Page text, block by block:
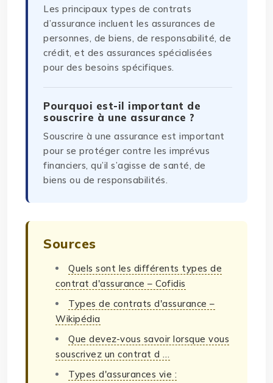
Les principaux types de contrats
d’assurance incluent les assurances de
personnes, de biens, de responsabilité, de
crédit, et des assurances spécialisées
pour des besoins spécifiques.
Pourquoi est-il important de
souscrire à une assurance ?
Souscrire à une assurance est important
pour se protéger contre les imprévus
financiers, qu’il s’agisse de santé, de
biens ou de responsabilités.
Sources
Quels sont les différents types de
contrat d'assurance – Cofidis
Types de contrats d'assurance –
Wikipédia
Que devez-vous savoir lorsque vous
souscrivez un contrat d …
Types d'assurances vie :